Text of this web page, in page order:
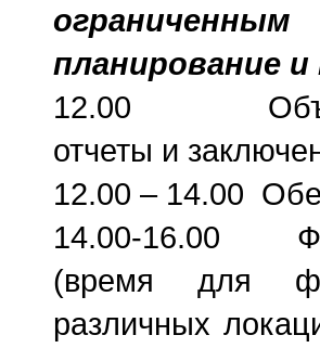
планирование
12.00
отчеты и
12.00 – 14.00
14.00-16.00
(время для
различных